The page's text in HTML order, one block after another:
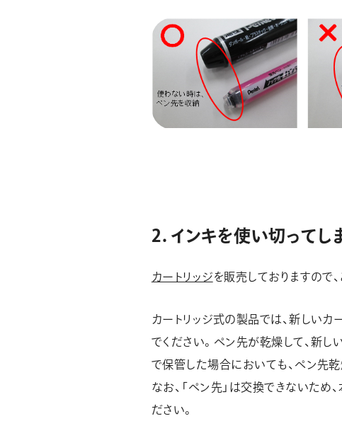
2. インキを使い切ってし
カートリッジを販売しておりますので、
カートリッジ式の製品では、新しいカ
でください。ペン先が乾燥して、新し
で保管した場合においても、ペン先
なお、「ペン先」は交換できないため
ださい。